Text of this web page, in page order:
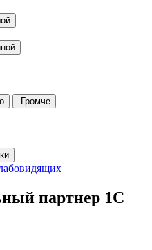
Громче
партнер 1С